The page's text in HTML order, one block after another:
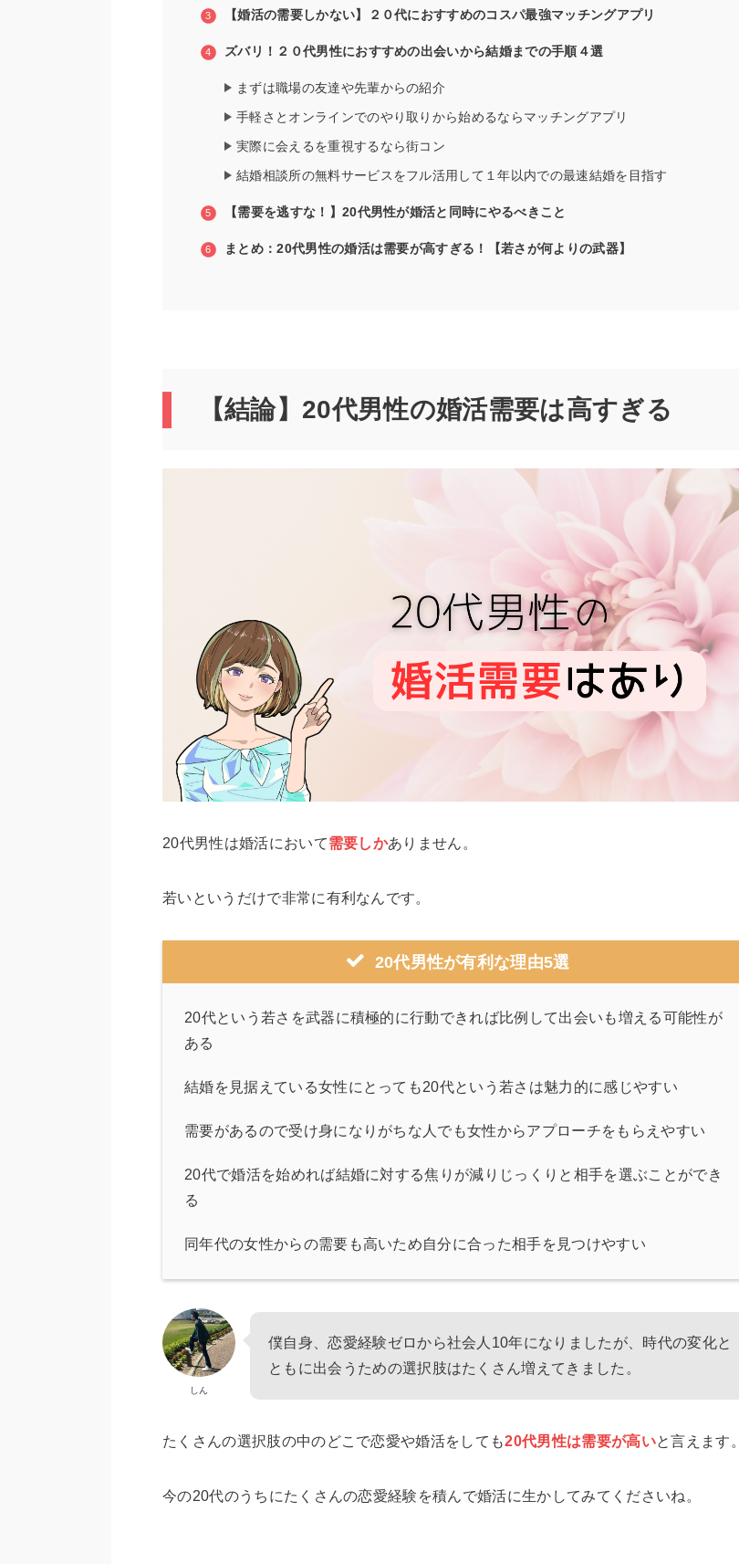
【婚活の需要しかない】２０代におすすめのコスパ最強マッチングアプリ
ズバリ！２０代男性におすすめの出会いから結婚までの手順４選
まずは職場の友達や先輩からの紹介
手軽さとオンラインでのやり取りから始めるならマッチングアプリ
実際に会えるを重視するなら街コン
結婚相談所の無料サービスをフル活用して１年以内での最速結婚を目指す
【需要を逃すな！】20代男性が婚活と同時にやるべきこと
まとめ：20代男性の婚活は需要が高すぎる！【若さが何よりの武器】
【結論】20代男性の婚活需要は高すぎる
20代男性は婚活において需要しかありません。
若いというだけで非常に有利なんです。
20代男性が有利な理由5選
20代という若さを武器に積極的に行動できれば比例して出会いも増える可能性が
ある
結婚を見据えている女性にとっても20代という若さは魅力的に感じやすい
需要があるので受け身になりがちな人でも女性からアプローチをもらえやすい
20代で婚活を始めれば結婚に対する焦りが減りじっくりと相手を選ぶことができ
る
同年代の女性からの需要も高いため自分に合った相手を見つけやすい
しん
僕自身、恋愛経験ゼロから社会人10年になりましたが、時代の変化と
ともに出会うための選択肢はたくさん増えてきました。
たくさんの選択肢の中のどこで恋愛や婚活をしても20代男性は需要が高いと言えます。
今の20代のうちにたくさんの恋愛経験を積んで婚活に生かしてみてくださいね。